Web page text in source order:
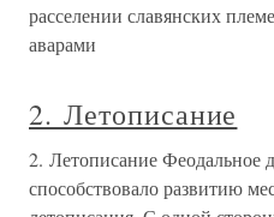
расселении славянских
аварами
2. Летописание
2. Летописание Феодальное
способствовало развитию